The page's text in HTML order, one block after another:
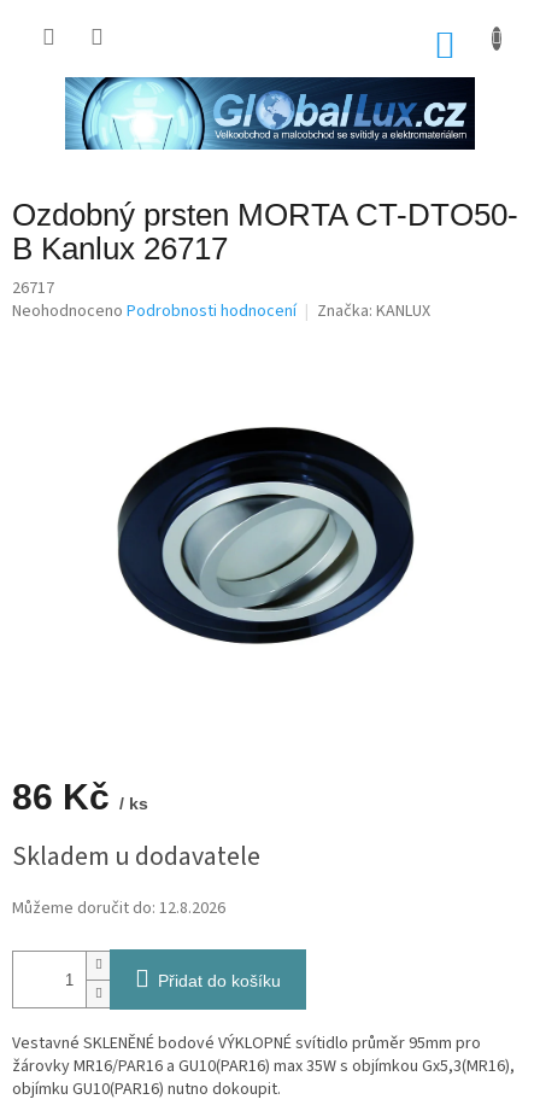
Ozdobný prsten MORTA CT-DTO50-
B Kanlux 26717
26717
Průměrné
Neohodnoceno Podrobnosti hodnocení Značka: KANLUX
86 Kč / ks
cena:
Skladem u dodavatele
Můžeme doručit do: 12.8.2026
Přidat do košíku
Vestavné SKLENĚNÉ bodové VÝKLOPNÉ svítidlo průměr 95mm pro
žárovky MR16/PAR16 a GU10(PAR16) max 35W s objímkou Gx5,3(MR16),
objímku GU10(PAR16) nutno dokoupit.